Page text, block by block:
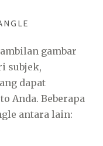
gambar
subjek,
dapat
Anda. Beberapa
antara lain: